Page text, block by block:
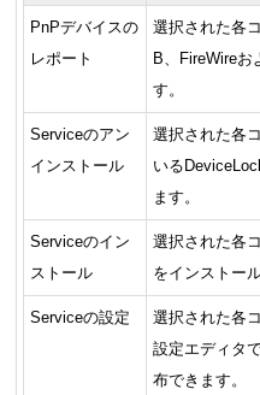
PnPデバイスの
レポート
選択された各
B、FireWireお
す。
Serviceのアン
インストール
選択された各
いる
ます。
Serviceのイン
ストール
選択された各
をインストー
Serviceの設定
選択された各
設定エディタ
布できます。